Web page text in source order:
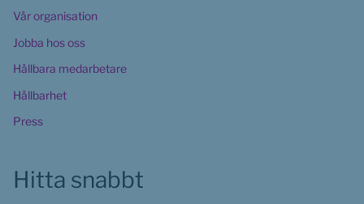
Vår organisation
Jobba hos oss
Hållbara medarbetare
Hållbarhet
Press
Hitta snabbt